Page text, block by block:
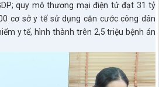
quy mô thương mại điện tử đạt 31 tỷ
cơ sở y tế sử dụng căn cước công dân
y tế, hình thành trên 2,5 triệu bệnh án